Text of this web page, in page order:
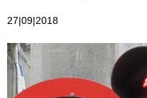
27|09|2018